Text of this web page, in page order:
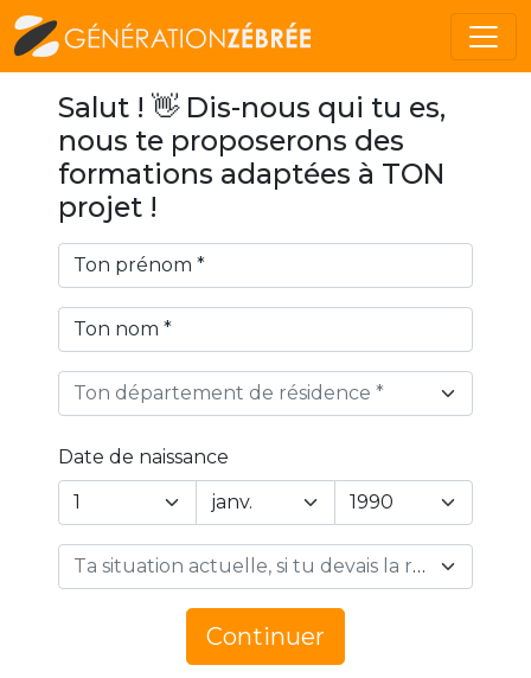
Salut ! 👋 Dis-nous qui tu es,
nous te proposerons des
formations adaptées à TON
projet !
Ton département de résidence *
Date de naissance
Year
Day
Ta situation actuelle, si tu devais la résumer en 1 mot… *
Continuer